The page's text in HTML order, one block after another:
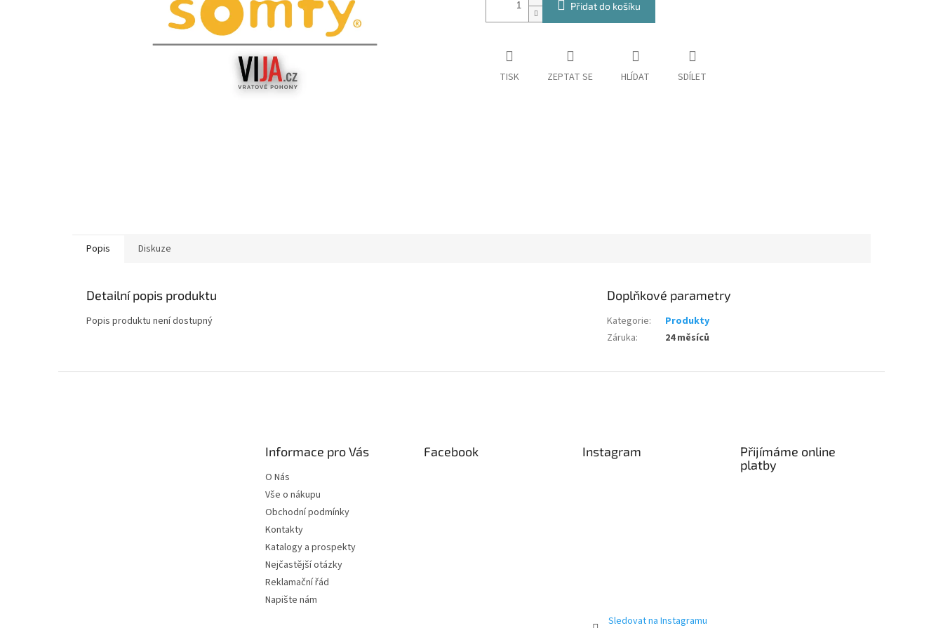
Přidat do košíku
TISK ZEPTAT SE HLÍDAT SDÍLET
Popis Diskuze
Detailní popis produktu
Popis produktu není dostupný
Doplňkové parametry
Kategorie:
Produkty
Záruka: 24 měsíců
Informace pro Vás
O Nás
Vše o nákupu
Obchodní podmínky
Kontakty
Katalogy a prospekty
Nejčastější otázky
Reklamační řád
Napište nám
Facebook Instagram
Sledovat na Instagramu
Přijímáme online
platby